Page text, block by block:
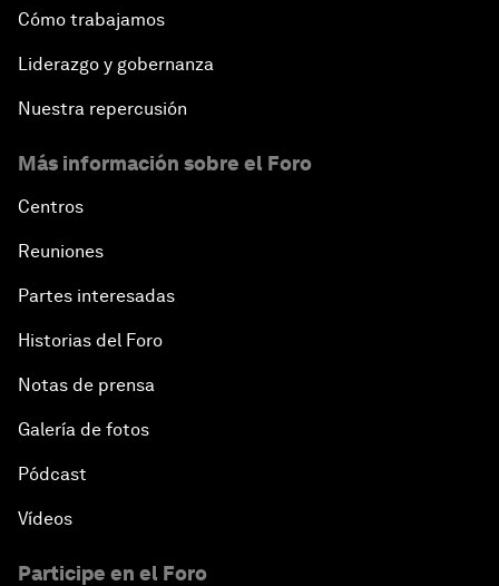
Cómo trabajamos
Liderazgo y gobernanza
Nuestra repercusión
Más información sobre el Foro
Centros
Reuniones
Partes interesadas
Historias del Foro
Notas de prensa
Galería de fotos
Pódcast
Vídeos
Participe en el Foro